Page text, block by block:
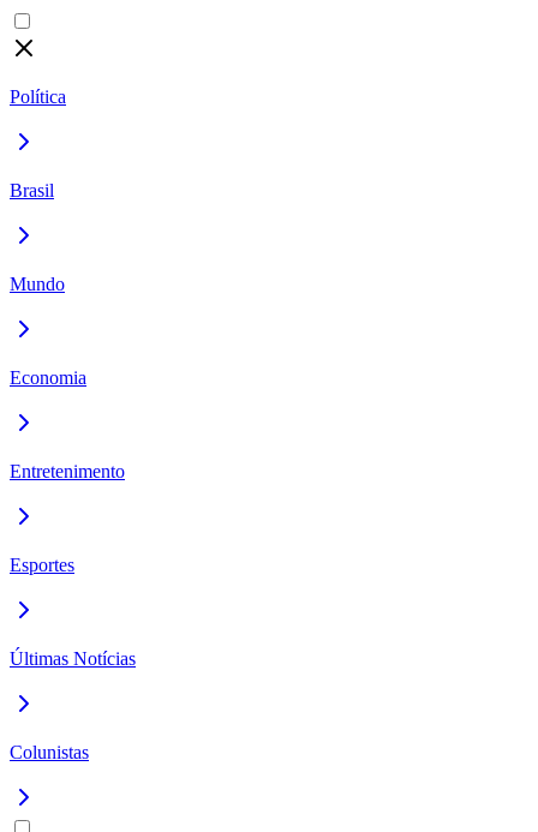
Política
Brasil
Mundo
Economia
Entretenimento
Esportes
Últimas Notícias
Colunistas